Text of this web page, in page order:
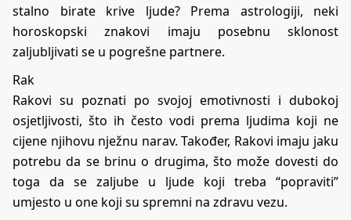
stalno birate krive ljude? Prema astrologiji, neki
horoskopski znakovi imaju posebnu sklonost
zaljubljivati se u pogrešne partnere.
Rak
Rakovi su poznati po svojoj emotivnosti i dubokoj
osjetljivosti, što ih često vodi prema ljudima koji ne
cijene njihovu nježnu narav. Također, Rakovi imaju jaku
potrebu da se brinu o drugima, što može dovesti do
toga da se zaljube u ljude koji treba “popraviti”
umjesto u one koji su spremni na zdravu vezu.